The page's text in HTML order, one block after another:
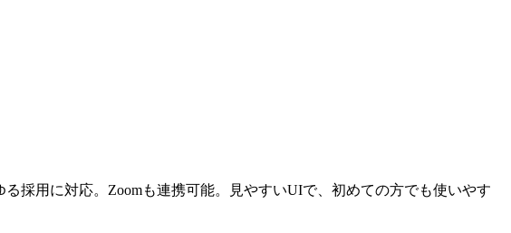
採用に対応。Zoomも連携可能。見やすいUIで、初めての方でも使いやす